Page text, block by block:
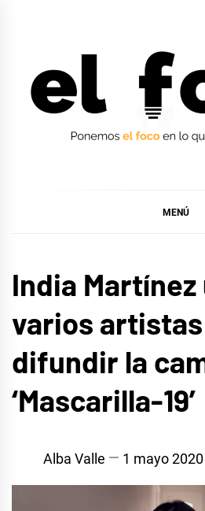
MENÚ
India Martínez
varios
difundir la
‘Mascarilla-19’
Alba Valle 1 mayo 2020